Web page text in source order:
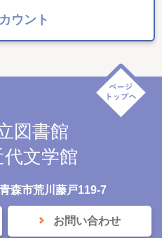
ウント
図書館
文学館
森市荒川藤戸119-7
お問い合わせ